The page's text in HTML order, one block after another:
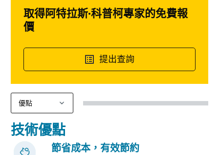
取得阿特拉斯·科普柯專家的免費報
價
提出查詢
技術優點
節省成本，有效節約